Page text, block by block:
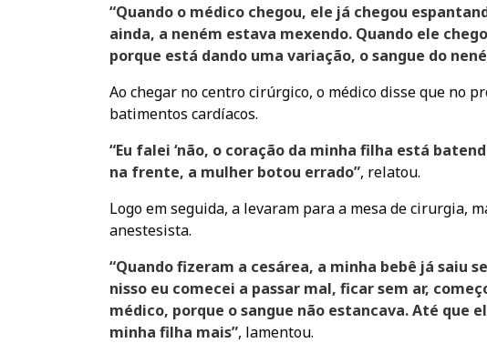
“Quando o médico chegou, ele já chegou
ainda, a neném estava mexendo. Quando ele
porque está dando uma variação, o sangue do
Ao chegar no centro cirúrgico, o médico disse que no
batimentos cardíacos.
“Eu falei ‘não, o coração da minha filha está
na frente, a mulher botou errado”, relatou.
Logo em seguida, a levaram para a mesa de cirurgia,
anestesista.
“Quando fizeram a cesárea, a minha bebê já saiu
nisso eu comecei a passar mal, ficar sem ar,
médico, porque o sangue não estancava. Até que
minha filha mais”, lamentou.